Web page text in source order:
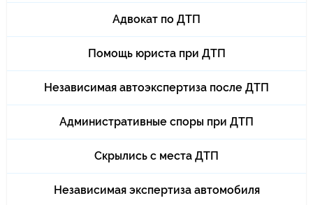
Адвокат по ДТП
Помощь юриста при ДТП
Независимая автоэкспертиза после ДТП
Административные споры при ДТП
Скрылись с места ДТП
Независимая экспертиза автомобиля